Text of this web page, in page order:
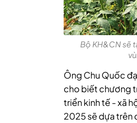
Bộ KH&CN sẽ
Ông Chu Quốc
cho biết chương
triển kinh tế - xã
2025 sẽ dựa trên